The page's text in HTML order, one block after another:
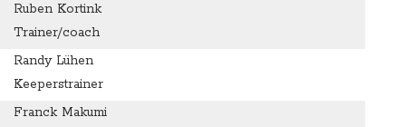
Ruben Kortink
Trainer/coach
Randy Lühen
Keeperstrainer
Franck Makumi